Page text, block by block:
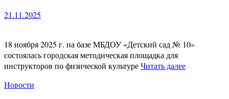
21.11.2025
18 ноября 2025 г. на базе МБДОУ «Детский сад № 10»
состоялась городская методическая площадка для
инструкторов по физической культуреЧитать далее
Новости